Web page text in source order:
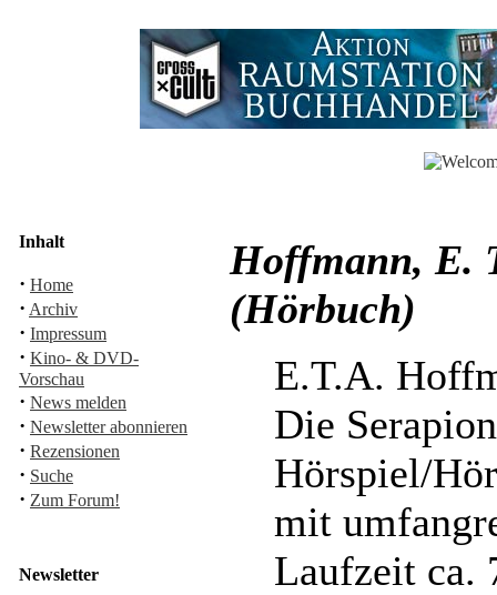
Inhalt
· Home
· Archiv
· Impressum
· Kino- & DVD-
Vorschau
· News melden
· Newsletter abonnieren
· Rezensionen
· Suche
· Zum Forum!
Newsletter
Hoffmann, E.
(Hörbuch)
E.T.A.
Die
Hörspiel/
mit
Laufzeit ca.